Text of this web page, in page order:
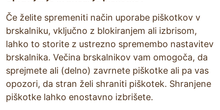
Če želite spremeniti način uporabe piškotkov v
brskalniku, vključno z blokiranjem ali izbrisom,
lahko to storite z ustrezno spremembo nastavitev
brskalnika. Večina brskalnikov vam omogoča, da
sprejmete ali (delno) zavrnete piškotke ali pa vas
opozori, da stran želi shraniti piškotek. Shranjene
piškotke lahko enostavno izbrišete.